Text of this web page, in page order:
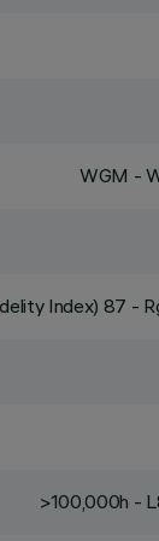
WGM -
Index) 87 -
>100,000h -